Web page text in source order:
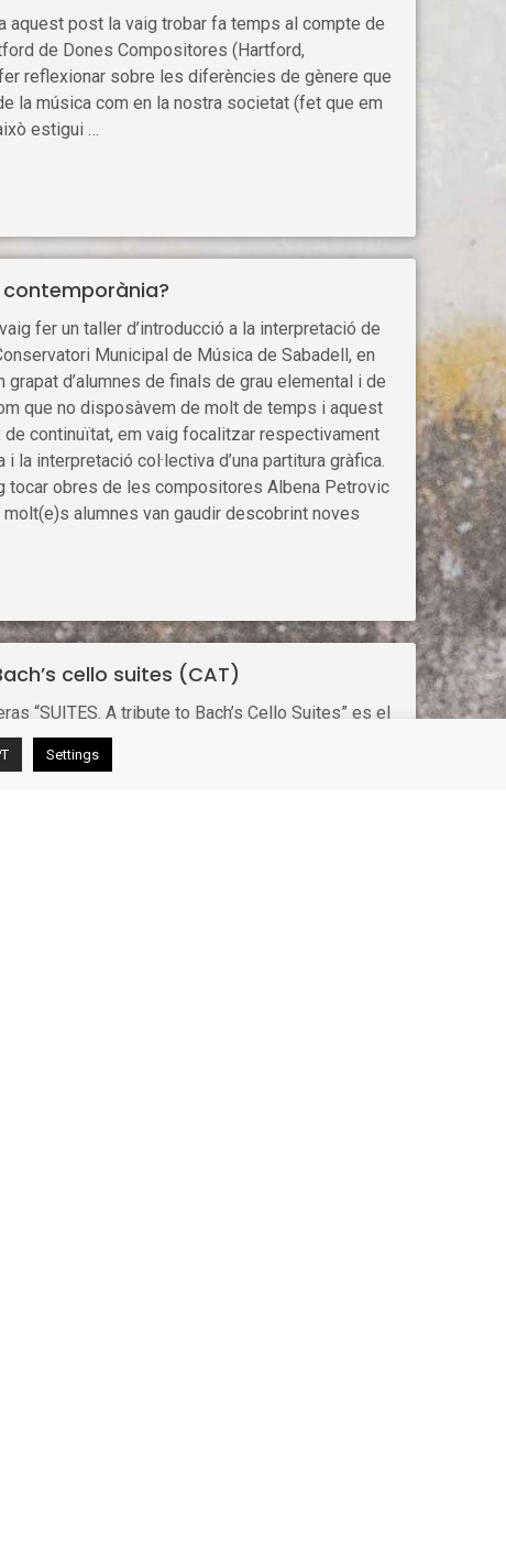
aquest post la vaig trobar fa temps al compte de
de Dones Compositores (Hartford,
reflexionar sobre les diferències de gènere que
la música com en la nostra societat (fet que em
estigui …
fer un taller d’introducció a la interpretació de
Municipal de Música de Sabadell, en
grapat d’alumnes de finals de grau elemental i de
que no disposàvem de molt de temps i aquest
continuïtat, em vaig focalitzar respectivament
la interpretació col·lectiva d’una partitura gràfica.
tocar obres de les compositores Albena Petrovic
alumnes van gaudir descobrint noves
cello suites (CAT)
“SUITES. A tribute to Bach’s Cello Suites” es el
(2017-2023) portant aquesta música als
era la millor manera de deixar constància
Settings